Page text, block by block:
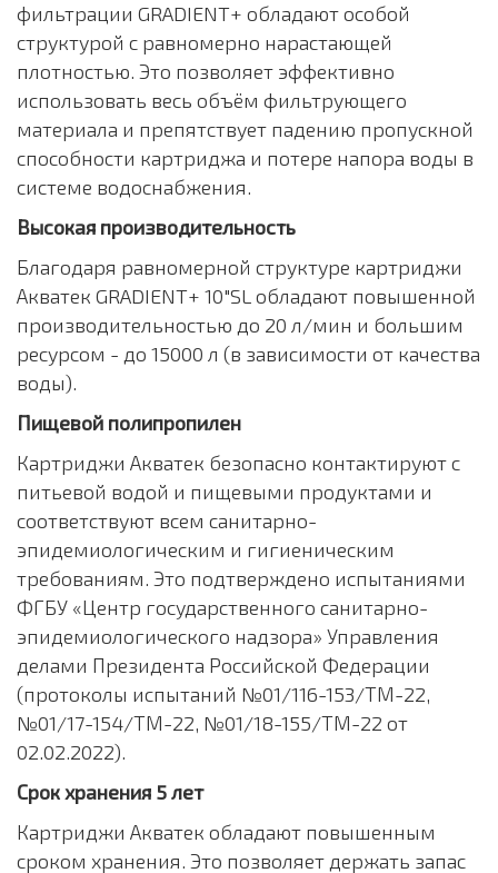
фильтрации GRADIENT+ обладают особой
структурой с равномерно нарастающей
плотностью. Это позволяет эффективно
использовать весь объём фильтрующего
материала и препятствует падению пропускной
способности картриджа и потере напора воды в
системе водоснабжения.
Высокая производительность
Благодаря равномерной структуре картриджи
Акватек GRADIENT+ 10"SL обладают повышенной
производительностью до 20 л/мин и большим
ресурсом - до 15000 л (в зависимости от качества
воды).
Пищевой полипропилен
Картриджи Акватек безопасно контактируют с
питьевой водой и пищевыми продуктами и
соответствуют всем санитарно-
эпидемиологическим и гигиеническим
требованиям. Это подтверждено испытаниями
ФГБУ «Центр государственного санитарно-
эпидемиологического надзора» Управления
делами Президента Российской Федерации
(протоколы испытаний №01/116-153/ТМ-22,
№01/17-154/ТМ-22, №01/18-155/ТМ-22 от
02.02.2022).
Срок хранения 5 лет
Картриджи Акватек обладают повышенным
сроком хранения. Это позволяет держать запас